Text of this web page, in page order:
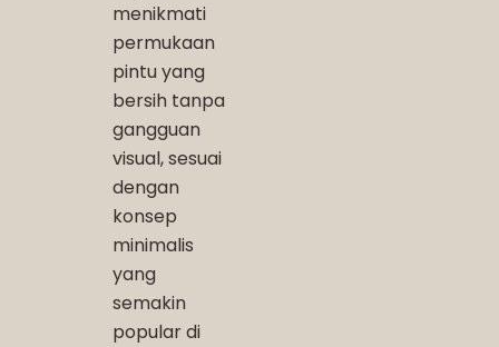
menikmati
permukaan
pintu yang
bersih tanpa
gangguan
visual, sesuai
dengan
konsep
minimalis
yang
semakin
popular di